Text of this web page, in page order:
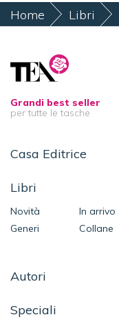
Home Libri
Grandi best seller
per tutte le tasche
Casa Editrice
Libri
Novità
In arrivo
Generi
Collane
Autori
Speciali